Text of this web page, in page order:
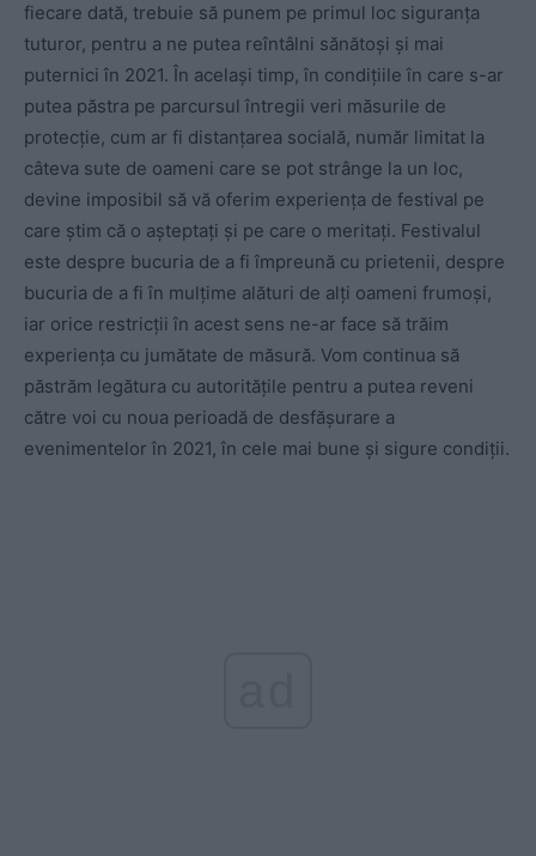
fiecare dată, trebuie să punem pe primul loc siguranța
tuturor, pentru a ne putea reîntâlni sănătoși și mai
puternici în 2021. În același timp, în condițiile în care s-ar
putea păstra pe parcursul întregii veri măsurile de
protecție, cum ar fi distanțarea socială, număr limitat la
câteva sute de oameni care se pot strânge la un loc,
devine imposibil să vă oferim experiența de festival pe
care știm că o așteptați și pe care o meritați. Festivalul
este despre bucuria de a fi împreună cu prietenii, despre
bucuria de a fi în mulțime alături de alți oameni frumoși,
iar orice restricții în acest sens ne-ar face să trăim
experiența cu jumătate de măsură. Vom continua să
păstrăm legătura cu autoritățile pentru a putea reveni
către voi cu noua perioadă de desfășurare a
evenimentelor în 2021, în cele mai bune și sigure condiții.